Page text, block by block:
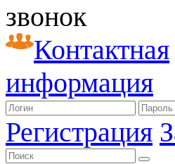
звонок
Контактная
информация
Регистрация